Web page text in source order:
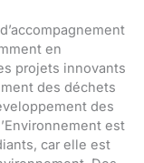
en
projets innovants
des déchets
des
est
car elle est